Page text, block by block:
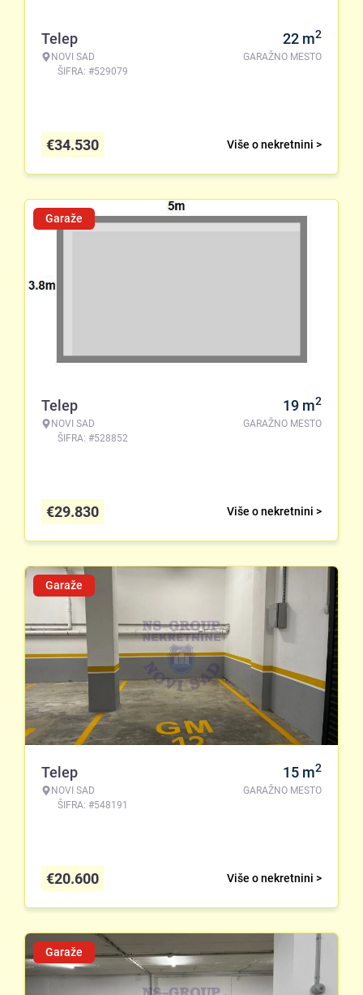
Telep
NOVI SAD
ŠIFRA: #529079
22 m2
GARAŽNO MESTO
Više o nekretnini >
€34.530
Garaže
Telep
NOVI SAD
ŠIFRA: #528852
19 m2
GARAŽNO MESTO
Više o nekretnini >
€29.830
Garaže
Telep
NOVI SAD
ŠIFRA: #548191
15 m2
GARAŽNO MESTO
Više o nekretnini >
€20.600
Garaže